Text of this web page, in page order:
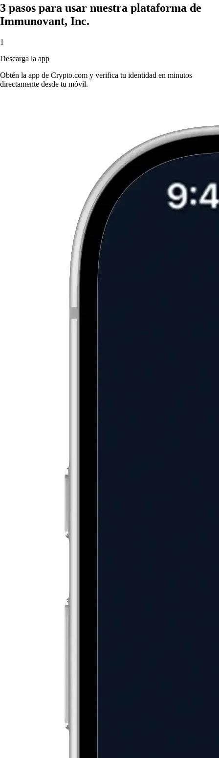
3 pasos para usar nuestra plataforma de
Immunovant, Inc.
1
Descarga la app
Obtén la app de Crypto.com y verifica tu identidad en minutos
directamente desde tu móvil.